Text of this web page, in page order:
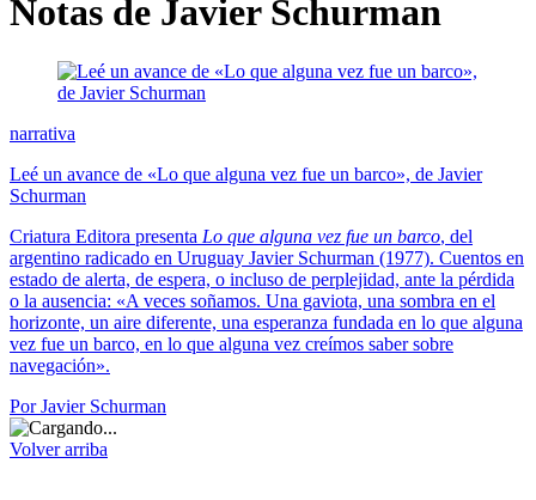
Notas de Javier Schurman
narrativa
Leé un avance de «Lo que alguna vez fue un barco», de Javier
Schurman
Criatura Editora presenta Lo que alguna vez fue un barco, del
argentino radicado en Uruguay Javier Schurman (1977). Cuentos en
estado de alerta, de espera, o incluso de perplejidad, ante la pérdida
o la ausencia: «A veces soñamos. Una gaviota, una sombra en el
horizonte, un aire diferente, una esperanza fundada en lo que alguna
vez fue un barco, en lo que alguna vez creímos saber sobre
navegación».
Por Javier Schurman
Volver arriba